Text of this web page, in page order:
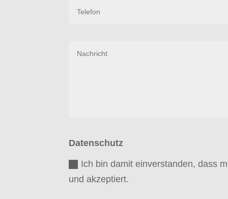
Datenschutz
Ich bin damit einverstanden, dass
und akzeptiert.